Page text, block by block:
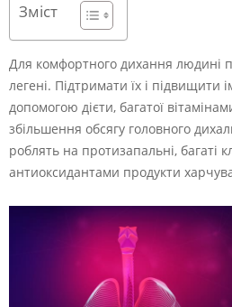
Зміст
Для комфортного дихання людині
легені. Підтримати їх і підвищити
допомогою дієти, багатої
збільшення обсягу головного
роблять на протизапальні, багаті
антиоксидантами продукти